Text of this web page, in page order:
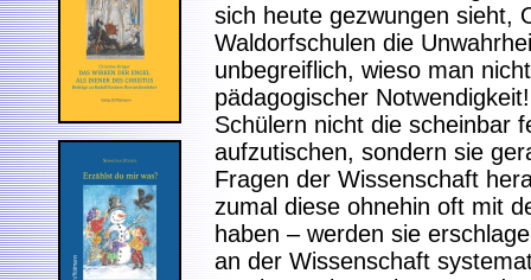
sich heute gezwungen sieht,
Waldorfschulen die
unbegreiflich, wieso man
pädagogischer
Schülern nicht die scheinbar
aufzutischen, sondern sie
Fragen der Wissenschaft
zumal diese ohnehin oft mit
haben – werden sie
an der Wissenschaft